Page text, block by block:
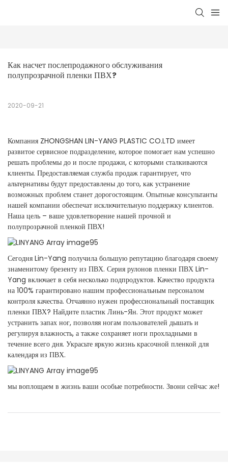
Как насчет послепродажного обслуживания
полупрозрачной пленки ПВХ?
2020-09-21
Компания ZHONGSHAN LIN-YANG PLASTIC CO.LTD имеет
развитое сервисное подразделение, которое помогает нам успешно
решать проблемы до и после продажи, с которыми сталкиваются
клиенты. Предоставляемая служба продаж гарантирует, что
альтернативы будут предоставлены до того, как устранение
возможных проблем станет дорогостоящим. Опытные консультанты
нашей компании обеспечат исключительную поддержку клиентов.
Наша цель – ваше удовлетворение нашей прочной и
полупрозрачной пленкой ПВХ!
Сегодня Lin-Yang получила большую репутацию благодаря своему
знаменитому брезенту из ПВХ. Серия рулонов пленки ПВХ Lin-
Yang включает в себя несколько подпродуктов. Качество продукта
на 100% гарантировано нашим профессиональным персоналом
контроля качества. Отчаянно нужен профессиональный поставщик
пленки ПВХ? Найдите пластик Линь-Ян. Этот продукт может
устранить запах ног, позволяя ногам пользователей дышать и
регулируя влажность, а также сохраняет ноги прохладными в
течение всего дня. Украсьте яркую жизнь красочной пленкой для
календаря из ПВХ.
мы воплощаем в жизнь ваши особые потребности. Звони сейчас же!